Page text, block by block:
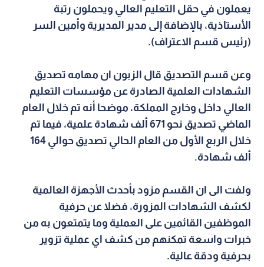
يعملون في حقل التعليم العالي ويحملون رتبة
الأستاذية، بالإضافة إلى مدير المديرية وأمين السر
(رئيس قسم الاعتراف).
وعن قسم التصديق قال الزبون ان مهامه تصديق
الشهادات العلمية الصادرة عن مؤسسات التعليم
العالي داخل وخارج المملكة، موضحا أنه تم خلال العام
الماضي تصديق نحو 671 ألف شهادة علمية، فيما تم
خلال الربع الأول من العام الحالي تصديق حوالي 164
ألف شهادة.
ولفت الى ان القسم مزود بأحدث الأجهزة العالمية
لكشف الشهادات المزورة، فضلا عن حرفية
الموظفين القائمين على العملية وما يتمتعون به من
خبرات واسعة تمكنهم من كشف اي عملية تزوير
بحرفية ودقة عالية.